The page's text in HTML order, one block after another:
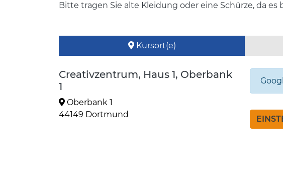
Bitte tragen Sie alte Kleidung oder eine Schürze, da
Kursort(e)
Creativzentrum, Haus 1, Oberbank
1
Oberbank 1
44149 Dortmund